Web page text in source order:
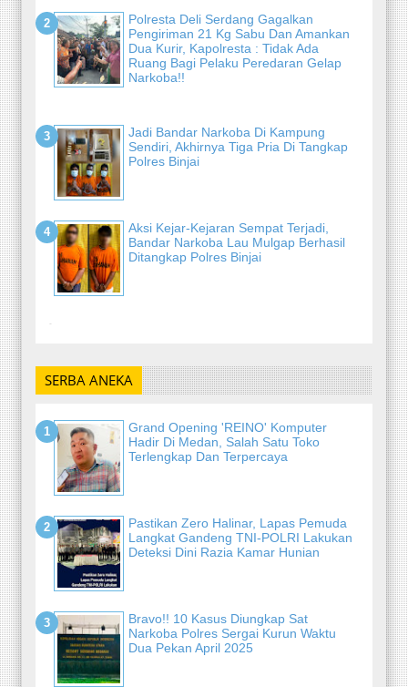
Polresta Deli Serdang Gagalkan
Pengiriman 21 Kg Sabu Dan Amankan
Dua Kurir, Kapolresta : Tidak Ada
Ruang Bagi Pelaku Peredaran Gelap
Narkoba!!
Jadi Bandar Narkoba Di Kampung
Sendiri, Akhirnya Tiga Pria Di Tangkap
Polres Binjai
Aksi Kejar-Kejaran Sempat Terjadi,
Bandar Narkoba Lau Mulgap Berhasil
Ditangkap Polres Binjai
-
SERBA ANEKA
Grand Opening 'REINO' Komputer
Hadir Di Medan, Salah Satu Toko
Terlengkap Dan Terpercaya
Pastikan Zero Halinar, Lapas Pemuda
Langkat Gandeng TNI-POLRI Lakukan
Deteksi Dini Razia Kamar Hunian
Bravo!! 10 Kasus Diungkap Sat
Narkoba Polres Sergai Kurun Waktu
Dua Pekan April 2025